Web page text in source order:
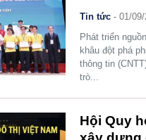
Tin tức -01/09/
Phát triển
khâu đột phá
thông tin
trò...
Hội Quy